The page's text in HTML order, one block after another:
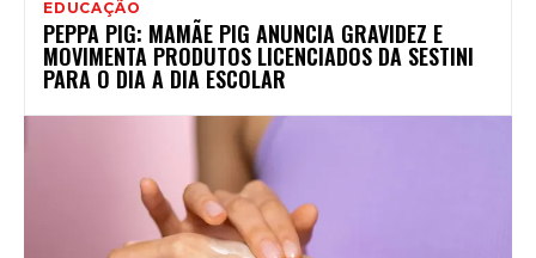
EDUCAÇÃO
PEPPA PIG: MAMÃE PIG ANUNCIA GRAVIDEZ E
MOVIMENTA PRODUTOS LICENCIADOS DA SESTINI
PARA O DIA A DIA ESCOLAR